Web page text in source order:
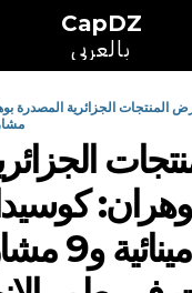
CapDZ
بالعربي
مشاريع
5 مشاريع